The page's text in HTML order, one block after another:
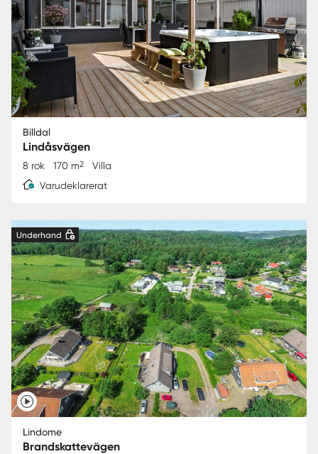
Billdal
Lindåsvägen
8 rok 170 m2
Villa
Varudeklarerat
Underhand
Lindome
Brandskattevägen